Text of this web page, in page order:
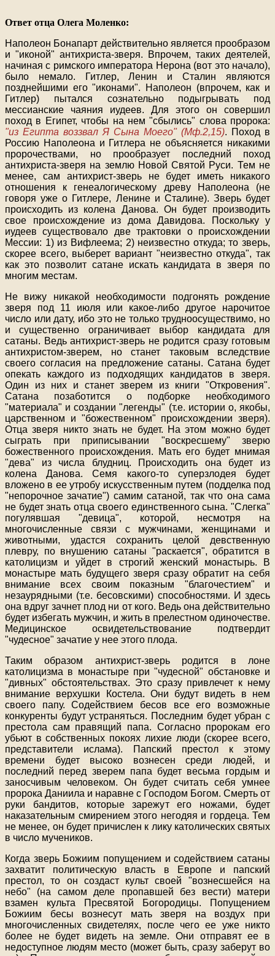
Ответ отца Олега Моленко:
Наполеон Бонапарт действительно является прообразом
и "иконой" антихриста-зверя. Впрочем, таких деятелей,
начиная с римского императора Нерона (вот это начало),
было немало. Гитлер, Ленин и Сталин являются
позднейшими его "иконами". Наполеон (впрочем, как и
Гитлер) пытался сознательно подыгрывать под
мессианские чаяния иудеев. Для этого он совершил
поход в Египет, чтобы на нем "сбылись" слова пророка:
"из Египта воззвал Я Сына Моего" (Мф.2,15). Поход в
Россию Наполеона и Гитлера не объясняется никакими
пророчествами, но прообразует последний поход
антихриста-зверя на землю Новой Святой Руси. Тем не
менее, сам антихрист-зверь не будет иметь никакого
отношения к генеалогическому древу Наполеона (не
говоря уже о Гитлере, Ленине и Сталине). Зверь будет
происходить из колена Данова. Он будет производить
свое происхождение из дома Давидова. Поскольку у
иудеев существовало две трактовки о происхождении
Мессии: 1) из Вифлеема; 2) неизвестно откуда; то зверь,
скорее всего, выберет вариант "неизвестно откуда", так
как это позволит сатане искать кандидата в зверя по
многим местам.
Не вижу никакой необходимости подгонять рождение
зверя под 11 июля или какое-либо другое нарочитое
число или дату, ибо это не только трудноосуществимо, но
и существенно ограничивает выбор кандидата для
сатаны. Ведь антихрист-зверь не родится сразу готовым
антихристом-зверем, но станет таковым вследствие
своего согласия на предложение сатаны. Сатана будет
опекать каждого из подходящих кандидатов в зверя.
Один из них и станет зверем из книги "Откровения".
Сатана позаботится о подборке необходимого
"материала" и создании "легенды" (т.е. истории о, якобы,
царственном и "божественном" происхождении зверя).
Отца зверя никто знать не будет. На этом можно будет
сыграть при приписывании "воскресшему" зверю
божественного происхождения. Мать его будет мнимая
"дева" из числа блудниц. Происходить она будет из
колена Данова. Семя какого-то суперзлодея будет
вложено в ее утробу искусственным путем (подделка под
"непорочное зачатие") самим сатаной, так что она сама
не будет знать отца своего единственного сына. "Слегка"
погулявшая "девица", которой, несмотря на
многочисленные связи с мужчинами, женщинами и
животными, удастся сохранить целой девственную
плевру, по внушению сатаны "раскается", обратится в
католицизм и уйдет в строгий женский монастырь. В
монастыре мать будущего зверя сразу обратит на себя
внимание всех своим показным "благочестием" и
незаурядными (т.е. бесовскими) способностями. И здесь
она вдруг зачнет плод ни от кого. Ведь она действительно
будет избегать мужчин, и жить в прелестном одиночестве.
Медицинское освидетельствование подтвердит
"чудесное" зачатие у нее этого плода.
Таким образом антихрист-зверь родится в лоне
католицизма в монастыре при "чудесной" обстановке и
"дивных" обстоятельствах. Это сразу привлечет к нему
внимание верхушки Костела. Они будут видеть в нем
своего папу. Содействием бесов все его возможные
конкуренты будут устраняться. Последним будет убран с
престола сам правящий папа. Согласно пророкам его
убьют в собственных покоях лихие люди (скорее всего,
представители ислама). Папский престол к этому
времени будет высоко вознесен среди людей, и
последний перед зверем папа будет весьма гордым и
заносчивым человеком. Он будет считать себя умнее
пророка Даниила и наравне с Господом Богом. Смерть от
руки бандитов, которые зарежут его ножами, будет
наказательным смирением этого негодяя и гордеца. Тем
не менее, он будет причислен к лику католических святых
в число мучеников.
Когда зверь Божиим попущением и содействием сатаны
захватит политическую власть в Европе и папский
престол, то он создаст культ своей "вознесшейся на
небо" (на самом деле пропавшей без вести) матери
взамен культа Пресвятой Богородицы. Попущением
Божиим бесы вознесут мать зверя на воздух при
многочисленных свидетелях, после чего ее уже никто
более не будет видеть на земле. Они отправят ее в
недоступное людям место (может быть, сразу заберут во